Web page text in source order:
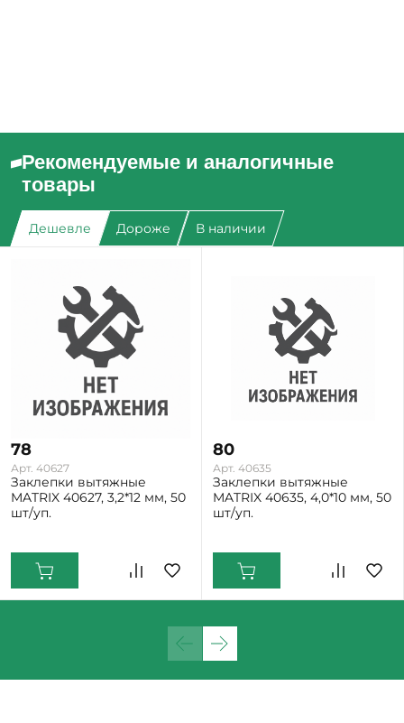
Рекомендуемые и аналогичные
товары
Дешевле Дороже В наличии
78
Арт. 40627
Заклепки вытяжные
MATRIX 40627, 3,2*12 мм, 50
шт/уп.
80
Арт. 40635
Заклепки вытяжные
MATRIX 40635, 4,0*10 мм, 50
шт/уп.